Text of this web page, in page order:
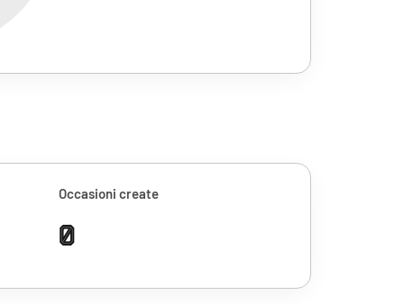
Occasioni create
0